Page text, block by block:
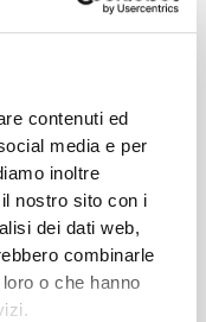
contenuti ed
media e per
inoltre
nostro sito con i
dei dati web,
combinarle
o che hanno
tecnologia
che offre il
ottimo potere di
supporto e
al fresco e
di movimento.